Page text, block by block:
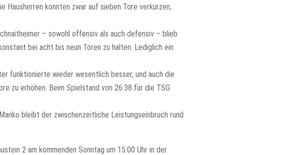
Hausherren konnten zwar auf sieben Tore verkürzen,
– sowohl offensiv als auch defensiv – blieb
bei acht bis neun Toren zu halten. Lediglich ein
funktionierte wieder wesentlich besser, und auch die
zu erhöhen. Beim Spielstand von 26:38 für die TSG
bleibt der zwischenzeitliche Leistungseinbruch rund
2 am kommenden Sonntag um 15:00 Uhr in der